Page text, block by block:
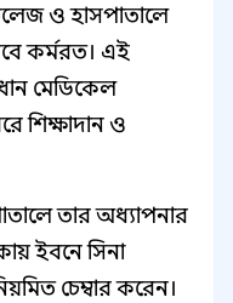
ও হাসপাতালে
কর্মরত। এই
মেডিকেল
শিক্ষাদান ও
তার অধ্যাপনার
ইবনে সিনা
চেম্বার করেন।